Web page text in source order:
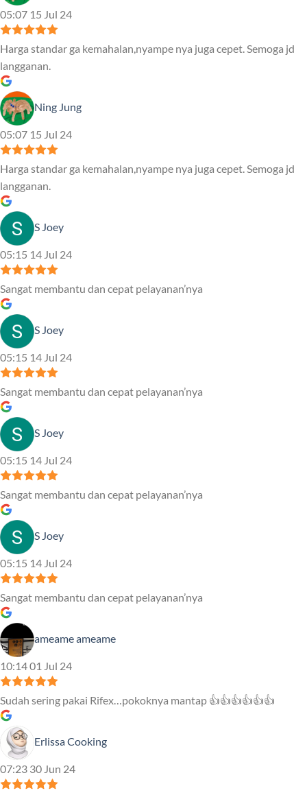
05:07 15 Jul 24
Harga standar ga kemahalan,nyampe nya juga cepet. Semoga jd
langganan.
Ning Jung
05:07 15 Jul 24
Harga standar ga kemahalan,nyampe nya juga cepet. Semoga jd
langganan.
S Joey
05:15 14 Jul 24
Sangat membantu dan cepat pelayanan’nya
S Joey
05:15 14 Jul 24
Sangat membantu dan cepat pelayanan’nya
S Joey
05:15 14 Jul 24
Sangat membantu dan cepat pelayanan’nya
S Joey
05:15 14 Jul 24
Sangat membantu dan cepat pelayanan’nya
ameame ameame
10:14 01 Jul 24
Sudah sering pakai Rifex…pokoknya mantap 👍👍👍👍👍👍
Erlissa Cooking
07:23 30 Jun 24